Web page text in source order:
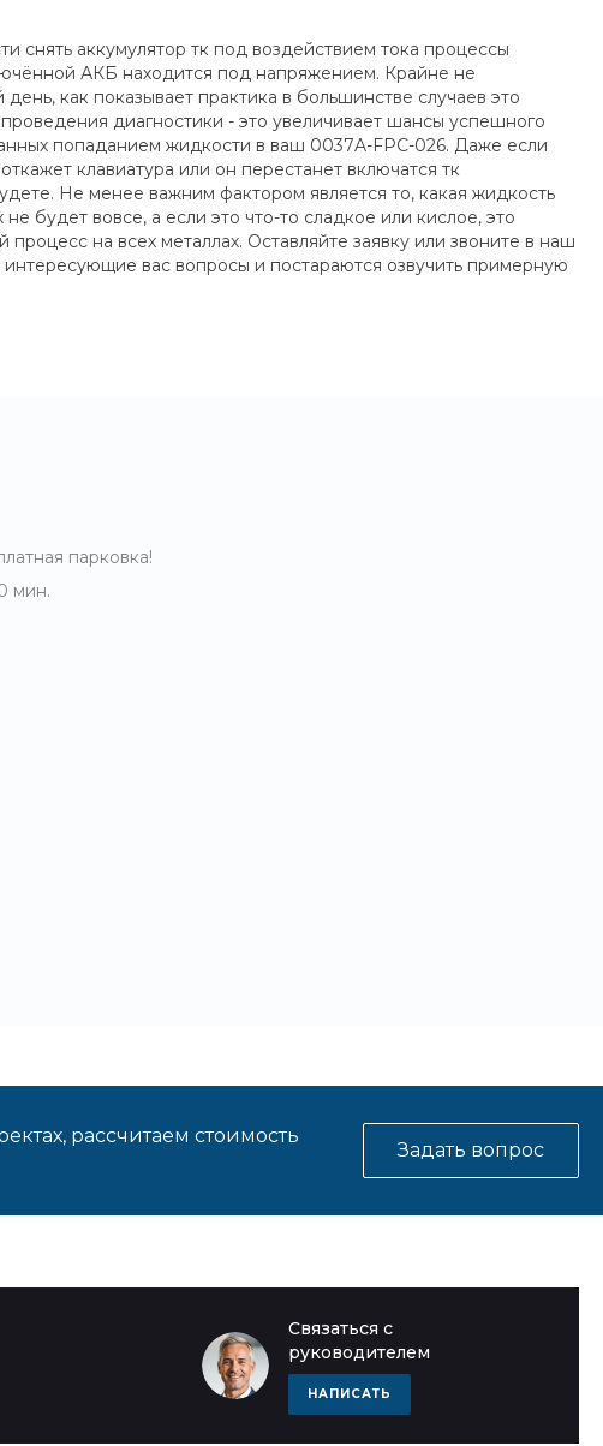
снять аккумулятор тк под воздействием тока процессы
АКБ находится под напряжением. Крайне не
как показывает практика в большинстве случаев это
диагностики - это увеличивает шансы успешного
попаданием жидкости в ваш 0037A-FPC-026. Даже если
клавиатура или он перестанет включатся тк
Не менее важним фактором является то, какая жидкость
будет вовсе, а если это что-то сладкое или кислое, это
на всех металлах. Оставляйте заявку или звоните в наш
вас вопросы и постараются озвучить примерную
парковка!
мин.
рассчитаем стоимость
Задать вопрос
Связаться с
руководителем
НАПИСАТЬ